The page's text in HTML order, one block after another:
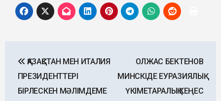
navigation
ҚАЗАҚСТАН МЕН ИТАЛИЯ
ПРЕЗИДЕНТТЕРІ
БІРЛЕСКЕН МӘЛІМДЕМЕ
ОЛЖАС БЕКТЕНОВ
МИНСКІДЕ ЕУРАЗИЯЛЫҚ
ҮКІМЕТАРАЛЫҚ КЕҢЕС